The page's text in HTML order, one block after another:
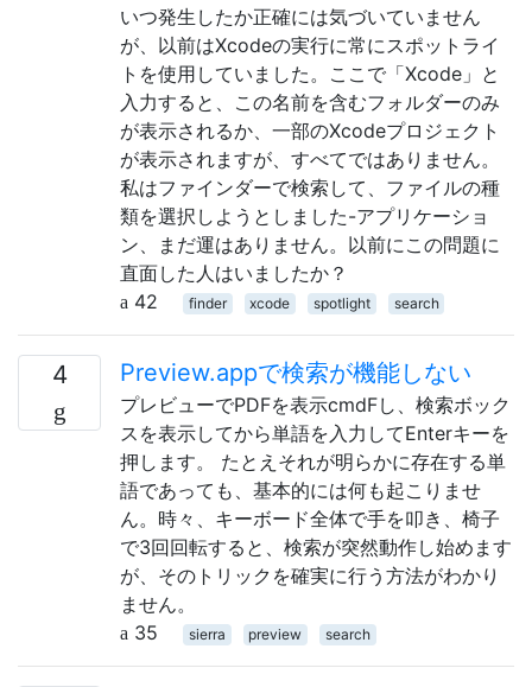
いつ発生したか正確には気づいていません
が、以前はXcodeの実行に常にスポットライ
トを使用していました。ここで「Xcode」と
入力すると、この名前を含むフォルダーのみ
が表示されるか、一部のXcodeプロジェクト
が表示されますが、すべてではありません。
私はファインダーで検索して、ファイルの種
類を選択しようとしました-アプリケーショ
ン、まだ運はありません。以前にこの問題に
直面した人はいましたか？
42
finder xcode spotlight search
4 Preview.appで検索が機能しない
プレビューでPDFを表示cmdFし、検索ボック
スを表示してから単語を入力してEnterキーを
押します。 たとえそれが明らかに存在する単
語であっても、基本的には何も起こりませ
ん。時々、キーボード全体で手を叩き、椅子
で3回回転すると、検索が突然動作し始めます
が、そのトリックを確実に行う方法がわかり
ません。
35
sierra preview search